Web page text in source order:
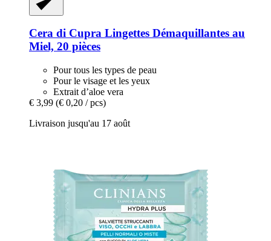
Cera di Cupra Lingettes Démaquillantes au
Miel, 20 pièces
Pour tous les types de peau
Pour le visage et les yeux
Extrait d’aloe vera
€ 3,99 (€ 0,20 / pcs)
Livraison jusqu'au 17 août